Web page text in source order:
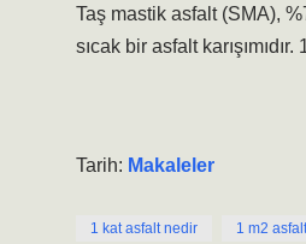
Taş mastik asfalt (SMA),
sıcak bir asfalt
Tarih: Makaleler
1 kat asfalt nedir 1 m2